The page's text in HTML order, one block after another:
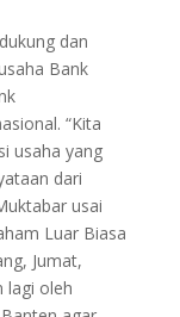
dan
Bank
“Kita
usaha yang
dari
usai
Luar Biasa
Jumat,
lagi oleh